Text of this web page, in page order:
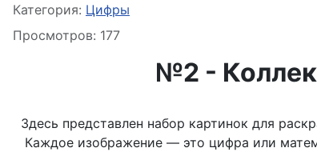
Информация о материале
Категория: Цифры
Просмотров: 177
№2 -
Здесь представлен набор картинок для
Каждое изображение — это цифра или